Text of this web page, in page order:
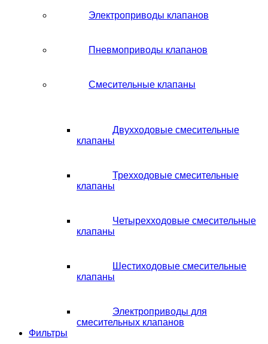
Электроприводы клапанов
Пневмоприводы клапанов
Смесительные клапаны
Двухходовые смесительные
клапаны
Трехходовые смесительные
клапаны
Четырехходовые смесительные
клапаны
Шестиходовые смесительные
клапаны
Электроприводы для
смесительных клапанов
Фильтры